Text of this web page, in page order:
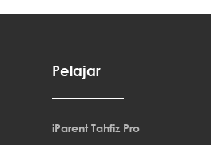
Pelajar
iParent Tahfiz Pro